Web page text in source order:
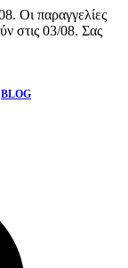
Οι παραγγελίες
στις 03/08. Σας
BLOG